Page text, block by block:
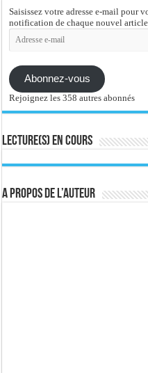
Saisissez votre adresse e-mail pour
notification de chaque nouvel article
Adresse
e-
Abonnez-vous
Rejoignez les 358 autres abonnés
Lecture(s) en cours
A propos de l’auteur